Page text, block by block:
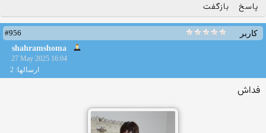
پاسخ بازگفت
کاربر
#956
shahramshoma
27 May 2025 16:04
ارسالها: 2
فداش